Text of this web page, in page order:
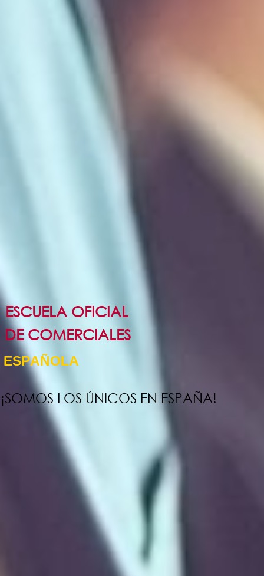
ESCUELA OFICIAL
ESPAÑOLA
DE COMERCIALES
¡SOMOS LOS ÚNICOS EN ESPAÑA!